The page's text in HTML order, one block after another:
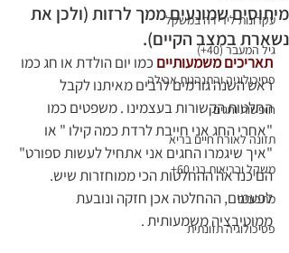
עקרונות לירידה במשקל
גיל המעבר (40+)
פסיכולוגיה והתנהגות אכילה
חופשות וחגים
תזונה לאורח חיים בריא
משקל ובריאות בני 60+
מתכונים
פסיכולוגיה תזונתית
מיתוסים שמונעים ממך לרזות (ולכן את
נשארת במצב הקיים).
תאריכים משמעותיים כמו יום הולדת או חג כמו
ראש השנה גורמים לרבים מאיתנו לקבל
החלטות הקשורות בעצמינו . משפטים כמו
"אחרי החג אני חייבת לרדת כמה קילו " או
"איך שיגמרו החגים אני אתחיל לעשות ספורט"
הם כנראה ההחלטות הכי ממוחזרות שיש.
לפעמים, ההחלטה אכן חזקה ונובעת
ממוטיבציה משמעותית .